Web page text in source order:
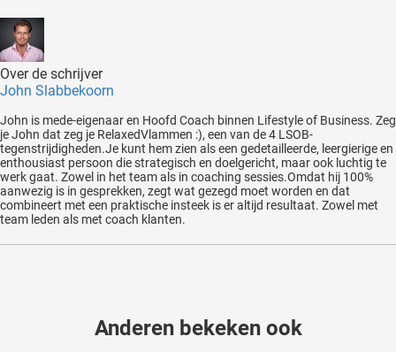
Over de schrijver
John Slabbekoorn
John is mede-eigenaar en Hoofd Coach binnen Lifestyle of Business. Zeg
je John dat zeg je RelaxedVlammen :), een van de 4 LSOB-
tegenstrijdigheden.Je kunt hem zien als een gedetailleerde, leergierige en
enthousiast persoon die strategisch en doelgericht, maar ook luchtig te
werk gaat. Zowel in het team als in coaching sessies.Omdat hij 100%
aanwezig is in gesprekken, zegt wat gezegd moet worden en dat
combineert met een praktische insteek is er altijd resultaat. Zowel met
team leden als met coach klanten.
Anderen bekeken ook